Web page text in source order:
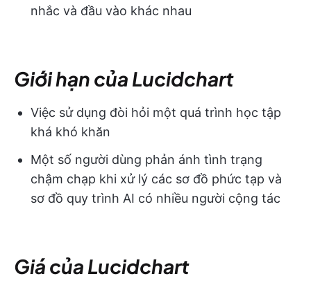
nhắc và đầu vào khác nhau
Giới hạn của Lucidchart
Việc sử dụng đòi hỏi một quá trình học tập
khá khó khăn
Một số người dùng phản ánh tình trạng
chậm chạp khi xử lý các sơ đồ phức tạp và
sơ đồ quy trình AI có nhiều người cộng tác
Giá của Lucidchart